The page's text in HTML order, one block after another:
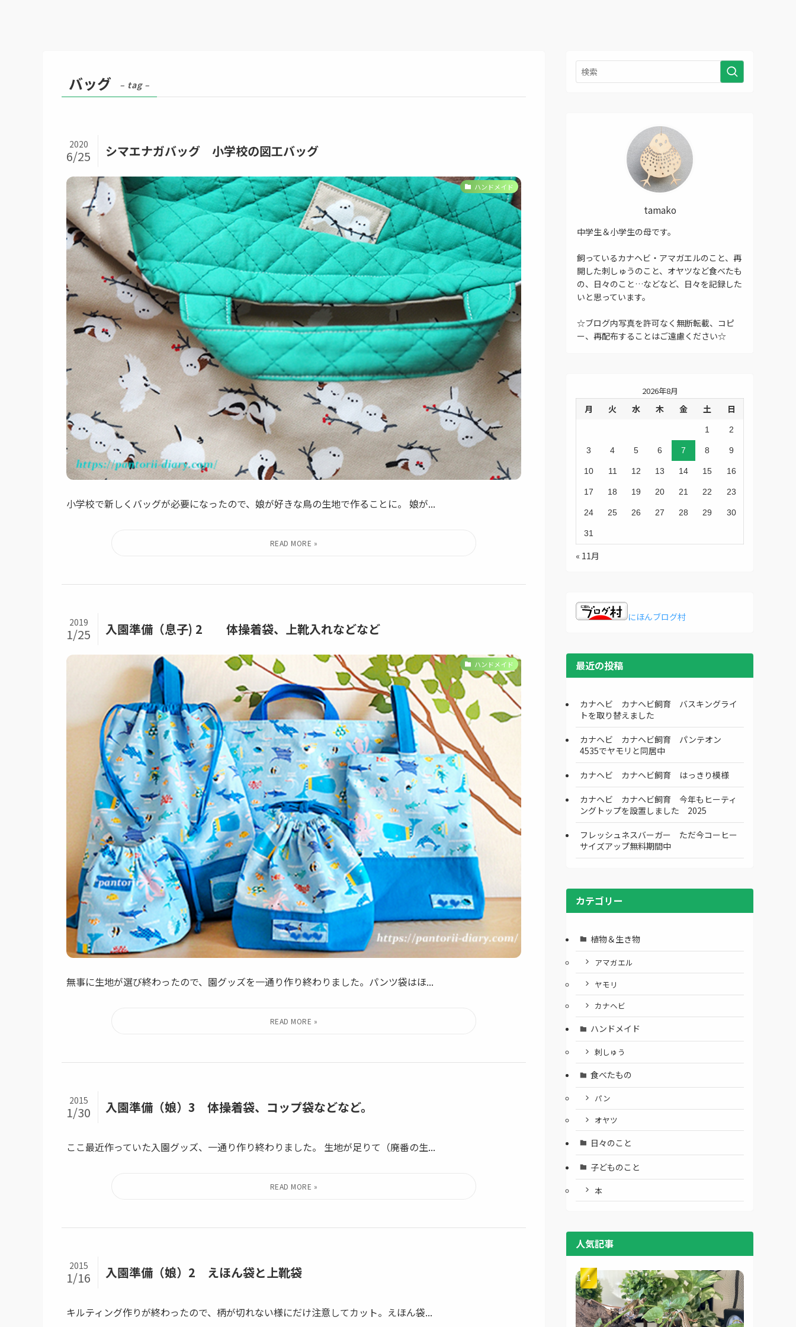
バッグ – tag –
シマエナガバッグ 小学校の図工バッグ
2020
6/25
ハンドメイド
小学校で新しくバッグが必要になったので、娘が好きな鳥の生地で作ることに。 娘が...
入園準備（息子) 2 体操着袋、上靴入れなどなど
2019
1/25
ハンドメイド
無事に生地が選び終わったので、園グッズを一通り作り終わりました。パンツ袋はほ...
入園準備（娘）3 体操着袋、コップ袋などなど。
2015
1/30
ここ最近作っていた入園グッズ、一通り作り終わりました。 生地が足りて（廃番の生...
入園準備（娘）2 えほん袋と上靴袋
2015
1/16
キルティング作りが終わったので、柄が切れない様にだけ注意してカット。えほん袋...
tamako
中学生＆小学生の母です。
飼っているカナヘビ・アマガエルのこと、再
開した刺しゅうのこと、オヤツなど食べたも
の、日々のこと…などなど、日々を記録した
いと思っています。
☆ブログ内写真を許可なく無断転載、コピ
ー、再配布することはご遠慮ください☆
2026年8月
月 火 水 木 金 土 日
1 2
3 4 5 6 7 8 9
10 11 12 13 14 15 16
17 18 19 20 21 22 23
24 25 26 27 28 29 30
31
« 11月
にほんブログ村
最近の投稿
カナヘビ カナヘビ飼育 バスキングライ
トを取り替えました
カナヘビ カナヘビ飼育 パンテオン
4535でヤモリと同居中
カナヘビ カナヘビ飼育 はっきり模様
カナヘビ カナヘビ飼育 今年もヒーティ
ングトップを設置しました 2025
フレッシュネスバーガー ただ今コーヒー
サイズアップ無料期間中
カテゴリー
植物＆生き物
アマガエル
ヤモリ
カナヘビ
ハンドメイド
刺しゅう
食べたもの
パン
オヤツ
日々のこと
子どものこと
本
人気記事